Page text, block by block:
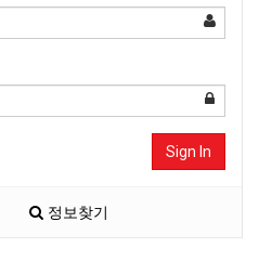
Sign In
정보찾기